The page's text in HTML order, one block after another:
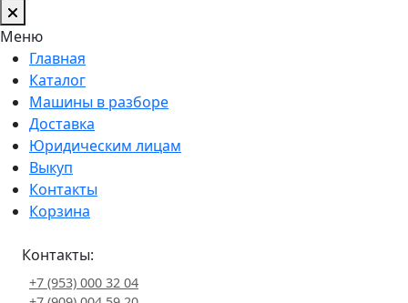
Меню
Главная
Каталог
Машины в разборе
Доставка
Юридическим лицам
Выкуп
Контакты
Корзина
Контакты:
+7 (953) 000 32 04